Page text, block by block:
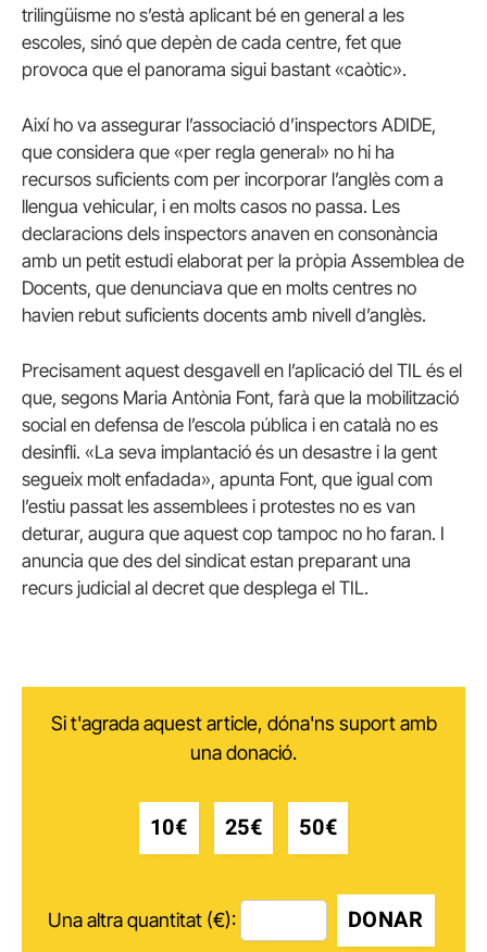
trilingüisme no s’està aplicant bé en general a les
escoles, sinó que depèn de cada centre, fet que
provoca que el panorama sigui bastant «caòtic».
Així ho va assegurar l’associació d’inspectors ADIDE,
que considera que «per regla general» no hi ha
recursos suficients com per incorporar l’anglès com a
llengua vehicular, i en molts casos no passa. Les
declaracions dels inspectors anaven en consonància
amb un petit estudi elaborat per la pròpia Assemblea de
Docents, que denunciava que en molts centres no
havien rebut suficients docents amb nivell d’anglès.
Precisament aquest desgavell en l’aplicació del TIL és el
que, segons Maria Antònia Font, farà que la mobilització
social en defensa de l’escola pública i en català no es
desinfli. «La seva implantació és un desastre i la gent
segueix molt enfadada», apunta Font, que igual com
l’estiu passat les assemblees i protestes no es van
deturar, augura que aquest cop tampoc no ho faran. I
anuncia que des del sindicat estan preparant una
recurs judicial al decret que desplega el TIL.
Si t'agrada aquest article, dóna'ns suport amb
una donació.
10€ 25€ 50€
Una altra quantitat (€): DONAR